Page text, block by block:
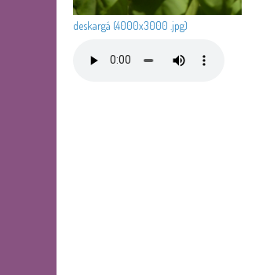
deskargá (4000x3000 .jpg)